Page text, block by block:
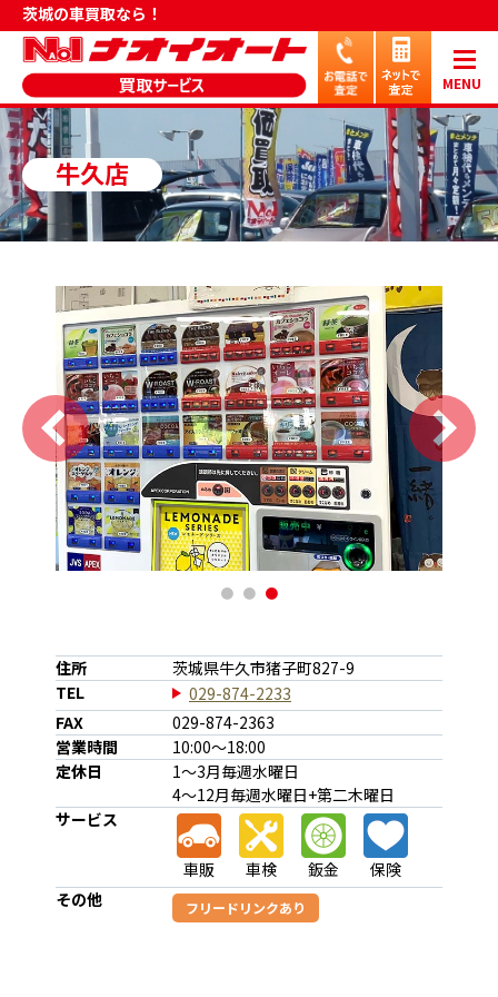
茨城の車買取なら！
MENU
牛久店
1 2 3
住所
茨城県牛久市猪子町827-9
TEL
029-874-2233
FAX
029-874-2363
営業時間
10:00～18:00
定休日
1～3月毎週水曜日
4～12月毎週水曜日+第二木曜日
サービス
車販 車検 鈑金
保険
その他
フリードリンクあり